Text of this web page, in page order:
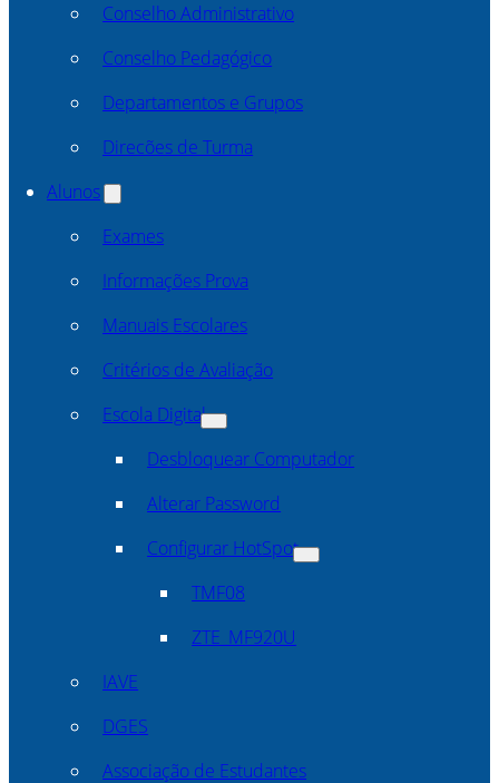
Conselho Administrativo
Conselho Pedagógico
Departamentos e Grupos
Direcões de Turma
Alunos
Exames
Informações Prova
Manuais Escolares
Critérios de Avaliação
Escola Digital
Desbloquear Computador
Alterar Password
Configurar HotSpot
TMF08
ZTE_MF920U
IAVE
DGES
Associação de Estudantes